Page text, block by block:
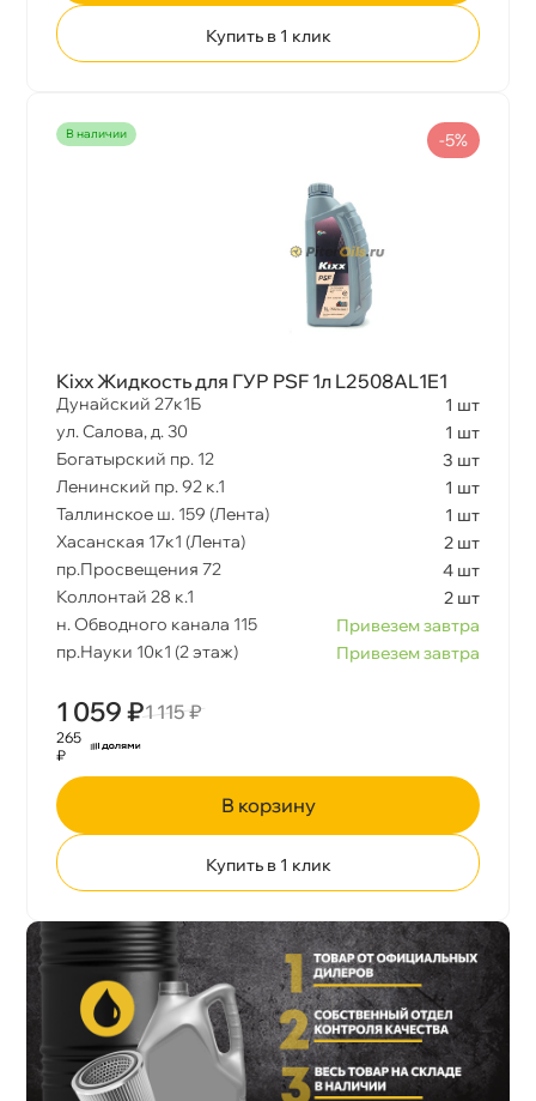
Купить в 1 клик
наличии
Kixx Жидкость для ГУР PSF 1л L2508AL1E1
Дунайский 27к1Б
1 шт
ул. Салова, д. 30
1 шт
Богатырский пр. 12
3 шт
Ленинский пр. 92 к.1
1 шт
Таллинское ш. 159 (Лента)
1 шт
Хасанская 17к1 (Лента)
2 шт
пр.Просвещения 72
4 шт
Коллонтай 28 к.1
2 шт
н. Обводного канала 115
Привезем завтра
пр.Науки 10к1 (2 этаж)
Привезем завтра
1 059 ₽1 115 ₽
-5%
265
₽
корзину
Купить в 1 клик